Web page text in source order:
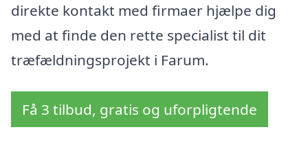
direkte kontakt med firmaer hjælpe dig
med at finde den rette specialist til dit
træfældningsprojekt i Farum.
Få 3 tilbud, gratis og uforpligtende